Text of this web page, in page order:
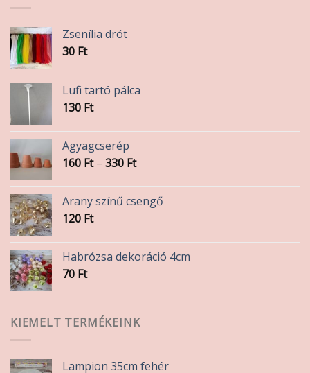
Zsenília drót
30 Ft
Lufi tartó pálca
130 Ft
Agyagcserép
160 Ft – 330 FtÁrtartomány:
-
330 Ft
Arany színű csengő
120 Ft
Habrózsa dekoráció 4cm
70 Ft
KIEMELT TERMÉKEINK
Lampion 35cm fehér